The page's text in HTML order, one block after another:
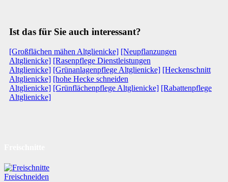
Ist das für Sie auch interessant?
[Großflächen mähen Altglienicke] [Neupflanzungen
Altglienicke] [Rasenpflege Dienstleistungen
Altglienicke] [Grünanlagenpflege Altglienicke] [Heckenschnitt
Altglienicke] [hohe Hecke schneiden
Altglienicke] [Grünflächenpflege Altglienicke] [Rabattenpflege
Altglienicke]
Freischneiden